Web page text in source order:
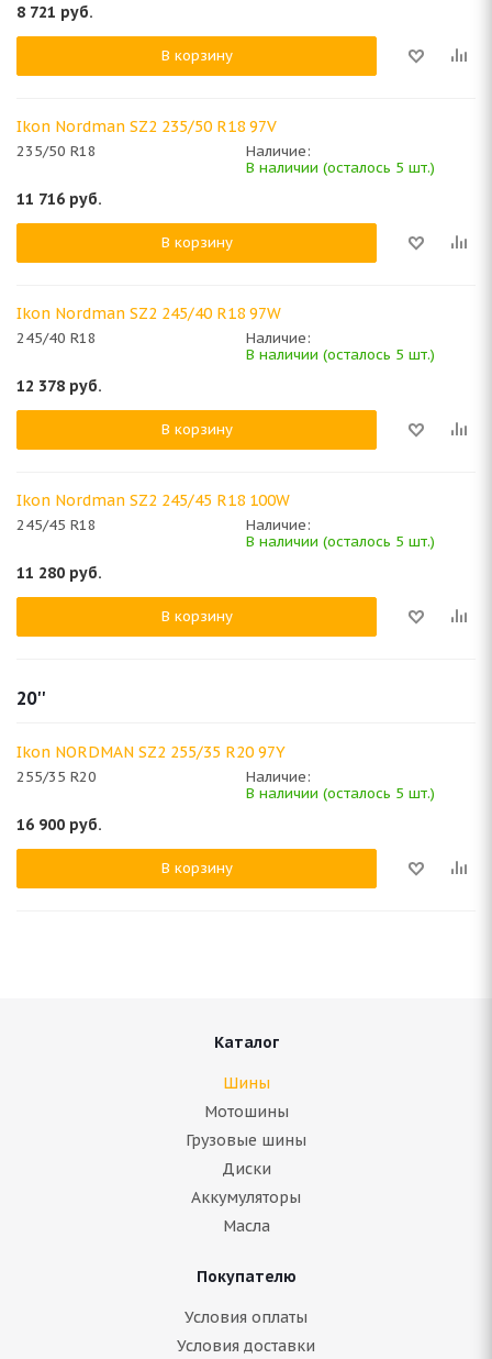
8 721 руб.
В корзину
Ikon Nordman SZ2 235/50 R18 97V
235/50 R18
Наличие:
В наличии (осталось 5 шт.)
11 716 руб.
В корзину
Ikon Nordman SZ2 245/40 R18 97W
245/40 R18
Наличие:
В наличии (осталось 5 шт.)
12 378 руб.
В корзину
Ikon Nordman SZ2 245/45 R18 100W
245/45 R18
Наличие:
В наличии (осталось 5 шт.)
11 280 руб.
В корзину
20''
Ikon NORDMAN SZ2 255/35 R20 97Y
255/35 R20
Наличие:
В наличии (осталось 5 шт.)
16 900 руб.
В корзину
Каталог
Шины
Мотошины
Грузовые шины
Диски
Аккумуляторы
Масла
Покупателю
Условия оплаты
Условия доставки